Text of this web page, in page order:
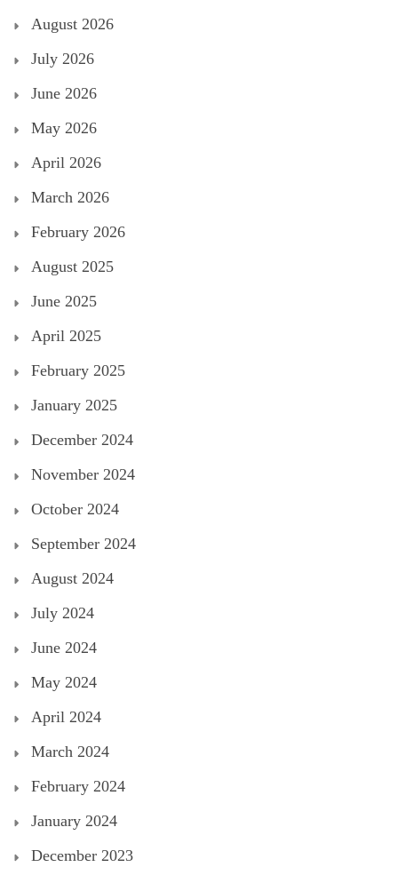
August 2026
July 2026
June 2026
May 2026
April 2026
March 2026
February 2026
August 2025
June 2025
April 2025
February 2025
January 2025
December 2024
November 2024
October 2024
September 2024
August 2024
July 2024
June 2024
May 2024
April 2024
March 2024
February 2024
January 2024
December 2023